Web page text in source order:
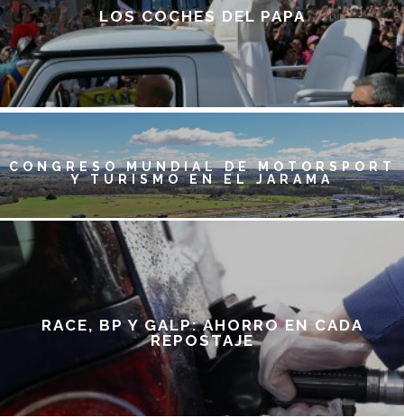
LOS COCHES DEL PAPA
CONGRESO MUNDIAL DE MOTORSPORT
Y TURISMO EN EL JARAMA
RACE, BP Y GALP: AHORRO EN CADA
REPOSTAJE